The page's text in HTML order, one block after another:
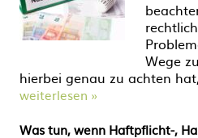
Wege
hierbei genau zu achten
weiterlesen »
Was tun, wenn Haftpflicht-,